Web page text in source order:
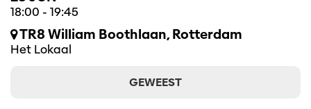
18:00 - 19:45
TR8 William Boothlaan, Rotterdam
Het Lokaal
GEWEEST